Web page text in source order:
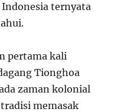
Indonesia ternyata
pertama kali
Tionghoa
zaman kolonial
memasak